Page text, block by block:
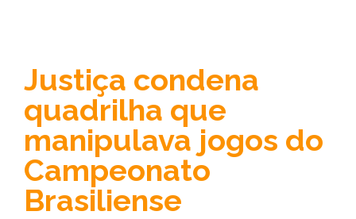
Justiça condena
quadrilha que
manipulava jogos do
Campeonato
Brasiliense